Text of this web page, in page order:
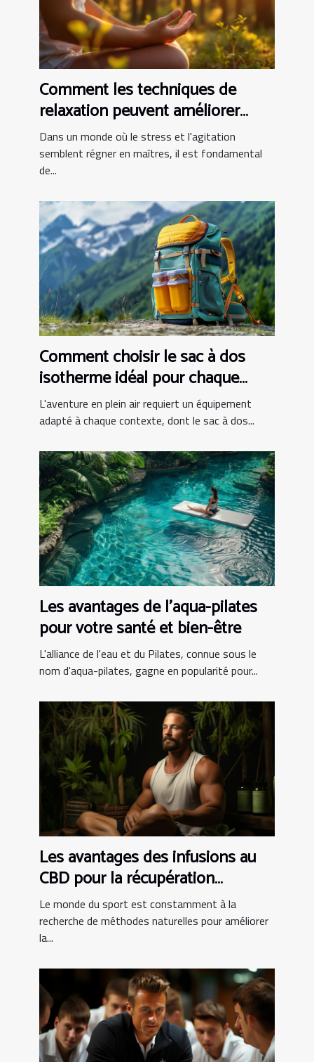
Comment les techniques de
relaxation peuvent améliorer
votre qualité de vie
Dans un monde où le stress et l'agitation
semblent régner en maîtres, il est fondamental
de...
Comment choisir le sac à dos
isotherme idéal pour chaque
activité
L'aventure en plein air requiert un équipement
adapté à chaque contexte, dont le sac à dos...
Les avantages de l'aqua-pilates
pour votre santé et bien-être
L'alliance de l'eau et du Pilates, connue sous le
nom d'aqua-pilates, gagne en popularité pour...
Les avantages des infusions au
CBD pour la récupération
musculaire chez les athlètes
Le monde du sport est constamment à la
recherche de méthodes naturelles pour améliorer
la...